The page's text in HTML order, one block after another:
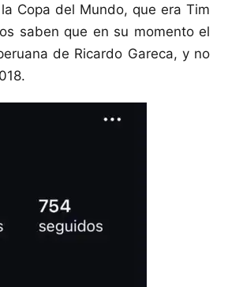
Copa del Mundo, que era Tim
saben que en su momento el
de Ricardo Gareca, y no